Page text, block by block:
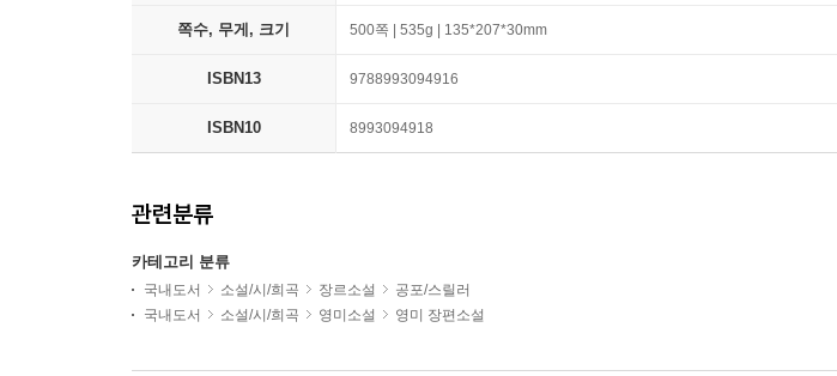
쪽수, 무게, 크기 500쪽 | 535g | 135*207*30mm
ISBN13 9788993094916
ISBN10 8993094918
관련분류
카테고리 분류
국내도서 소설/시/희곡 장르소설
공포/스릴러
국내도서
소설/시/희곡 영미소설 영미 장편소설